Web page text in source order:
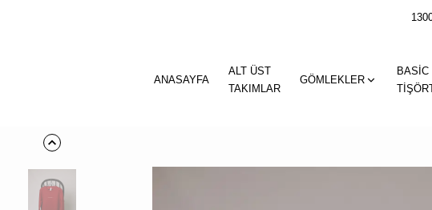
ANASAYFA
ALT ÜST
TAKIMLAR
GÖMLEKLER
BASİC